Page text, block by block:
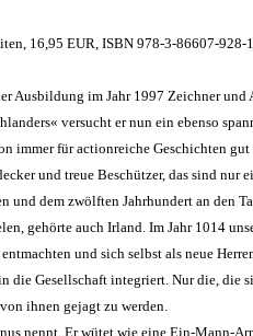
16,95 EUR, ISBN 978-3-86607-928-1
Ausbildung im Jahr 1997 Zeichner und
versucht er nun ein ebenso
immer für actionreiche Geschichten gut
und treue Beschützer, das sind nur
und dem zwölften Jahrhundert an den
gehörte auch Irland. Im Jahr 1014
und sich selbst als neue
die Gesellschaft integriert. Nur die, die
ihnen gejagt zu werden.
nennt. Er wütet wie eine Ein-Mann-